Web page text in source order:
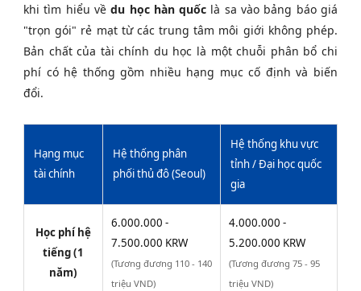
khi tìm hiểu vềdu học hàn quốc là sa vào bảng báo giá
"trọn gói" rẻ mạt từ các trung tâm môi giới không phép.
Bản chất của tài chính du học là một chuỗi phân bổ chi
phí có hệ thống gồm nhiều hạng mục cố định và biến
đổi.
Hạng mục
tài chính
Hệ thống phân
phối thủ đô (Seoul)
Hệ thống khu vực
tỉnh / Đại học quốc
gia
Học phí hệ
tiếng (1
năm)
6.000.000 -
7.500.000 KRW
(Tương đương 110 - 140
triệu VND)
4.000.000 -
5.200.000 KRW
(Tương đương 75 - 95
triệu VND)